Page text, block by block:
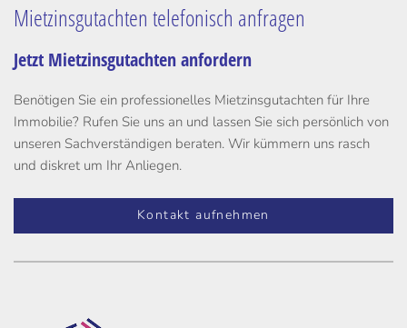
Mietzinsgutachten telefonisch anfragen
Jetzt Mietzinsgutachten anfordern
Benötigen Sie ein professionelles Mietzinsgutachten für Ihre
Immobilie? Rufen Sie uns an und lassen Sie sich persönlich von
unseren Sachverständigen beraten. Wir kümmern uns rasch
und diskret um Ihr Anliegen.
Kontakt aufnehmen